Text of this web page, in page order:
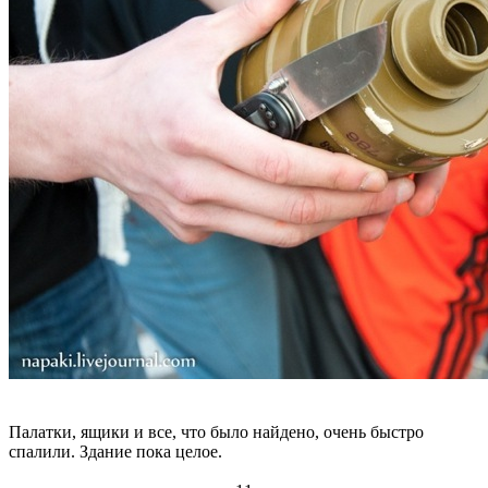
Палатки, ящики и все, что было найдено, очень быстро
спалили. Здание пока целое.